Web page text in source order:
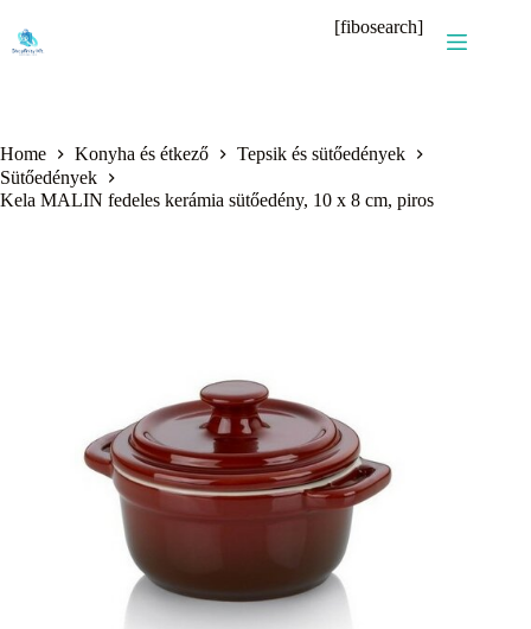
content
[fibosearch]
Home Konyha és étkező
Tepsik és sütőedények
Sütőedények
Kela MALIN fedeles kerámia sütőedény, 10 x 8 cm, piros